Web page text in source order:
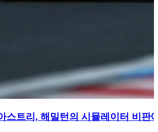
스트리, 해밀턴의 시뮬레이터 비판